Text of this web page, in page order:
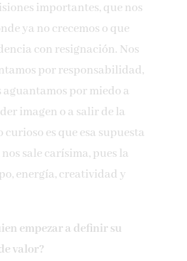
importantes, que nos
ya no crecemos o que
con resignación. Nos
por responsabilidad,
aguantamos por miedo a
imagen o a salir de la
curioso es que esa supuesta
sale carísima, pues la
energía, creatividad y
empezar a definir su
valor?